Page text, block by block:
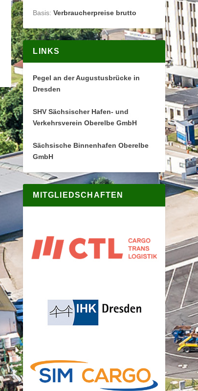
Basis:Verbraucherpreise brutto
LINKS
Pegel an der Augustusbrücke in
Dresden
SHV Sächsischer Hafen- und
Verkehrsverein Oberelbe GmbH
Sächsische Binnenhafen Oberelbe
GmbH
MITGLIEDSCHAFTEN